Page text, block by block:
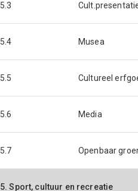
5.3
5.4 Musea
5.5 Cultureel
5.6 Media
5.7 Openbaar
5. Sport, cultuur en recreatie